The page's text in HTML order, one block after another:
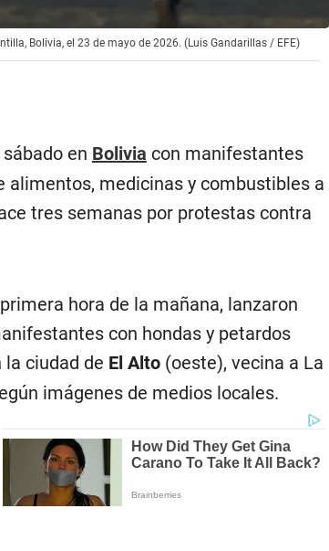
Bolivia, el 23 de mayo de 2026. (Luis Gandarillas / EFE)
en Bolivia con manifestantes
medicinas y combustibles a
tres semanas por protestas contra
hora de la mañana, lanzaron
con hondas y petardos
ciudad de El Alto(oeste), vecina a La
imágenes de medios locales.